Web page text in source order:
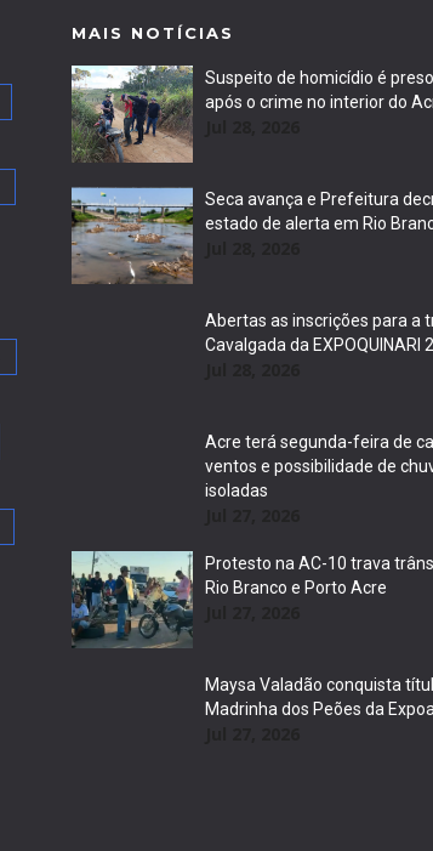
MAIS NOTÍCIAS
Suspeito de homicídio é
após o crime no interior do
Seca avança e Prefeitura
estado de alerta em Rio
Abertas as inscrições para a
Cavalgada da EXPOQUINARI
Acre terá segunda-feira de
ventos e possibilidade de
isoladas
Protesto na AC-10 trava
Rio Branco e Porto Acre
Maysa Valadão conquista
Madrinha dos Peões da